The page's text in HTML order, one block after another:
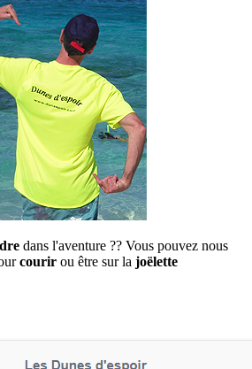
dans l'aventure ?? Vous pouvez nous
courir ou être sur la joëlette